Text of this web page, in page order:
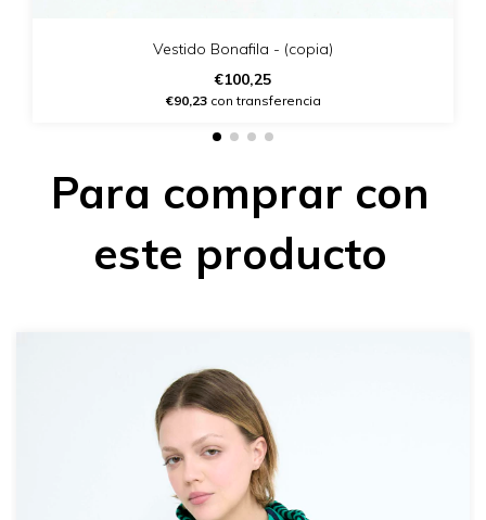
Vestido Bonafila - (copia)
€100,25
€90,23con transferencia
Para comprar con
este producto